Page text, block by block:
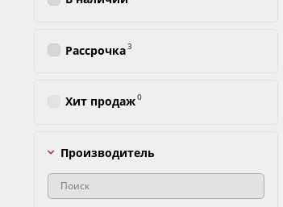
Рассрочка3
Хит продаж0
Производитель